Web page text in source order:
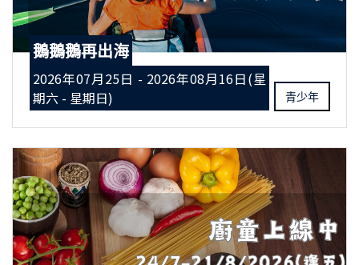
鵝鵝鵝再出海
2026年07月25日 - 2026年08月16日(星
期六 - 星期日)
青少年